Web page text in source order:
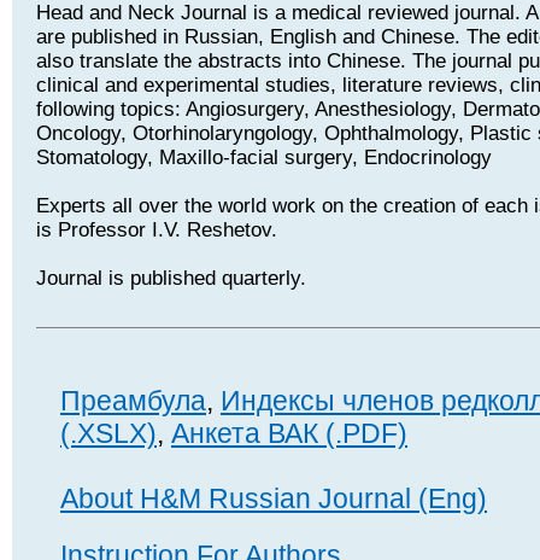
Head and Neck Journal is a medical reviewed journal.
are published in Russian, English and Chinese. The
also translate the abstracts into Chinese. The journal
clinical and experimental studies, literature reviews,
following topics: Angiosurgery, Anesthesiology,
Oncology, Otorhinolaryngology, Ophthalmology, Plastic
Stomatology, Maxillo-facial surgery, Endocrinology
Experts all over the world work on the creation of each
is Professor I.V. Reshetov.
Journal is published quarterly.
Преамбула, Индексы членов
(.XSLX), Анкета ВАК (.PDF)
About H&M Russian Journal (Eng)